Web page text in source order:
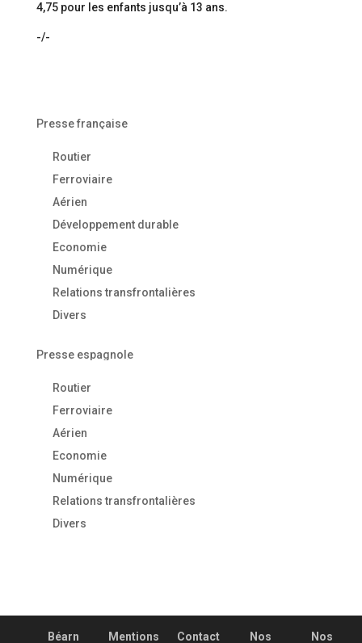
4,75 pour les enfants jusqu’à 13 ans.
-/-
Presse française
Routier
Ferroviaire
Aérien
Développement durable
Economie
Numérique
Relations transfrontalières
Divers
Presse espagnole
Routier
Ferroviaire
Aérien
Economie
Numérique
Relations transfrontalières
Divers
Béarn Mentions Contact Nos Nos